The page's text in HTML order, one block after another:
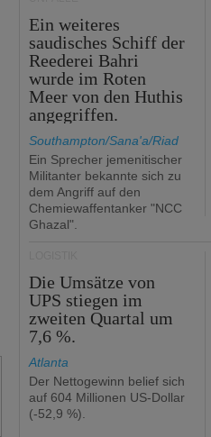
Ein weiteres
saudisches Schiff der
Reederei Bahri
wurde im Roten
Meer von den Huthis
angegriffen.
Southampton/Sana'a/Riad
Ein Sprecher jemenitischer
Militanter bekannte sich zu
dem Angriff auf den
Chemiewaffentanker "NCC
Ghazal".
Die Umsätze von
UPS stiegen im
zweiten Quartal um
7,6 %.
Atlanta
Der Nettogewinn belief sich
auf 604 Millionen US-Dollar
(-52,9 %).